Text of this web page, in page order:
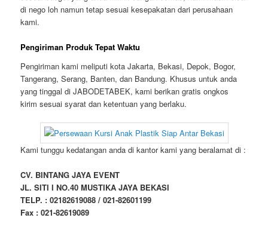
di nego loh namun tetap sesuai kesepakatan dari perusahaan
kami.
Pengiriman Produk Tepat Waktu
Pengiriman kami meliputi kota Jakarta, Bekasi, Depok, Bogor,
Tangerang, Serang, Banten, dan Bandung. Khusus untuk anda
yang tinggal di JABODETABEK, kami berikan gratis ongkos
kirim sesuai syarat dan ketentuan yang berlaku.
Kami tunggu kedatangan anda di kantor kami yang beralamat di :
CV. BINTANG JAYA EVENT
JL. SITI I NO.40 MUSTIKA JAYA BEKASI
TELP. : 02182619088 / 021-82601199
Fax : 021-82619089